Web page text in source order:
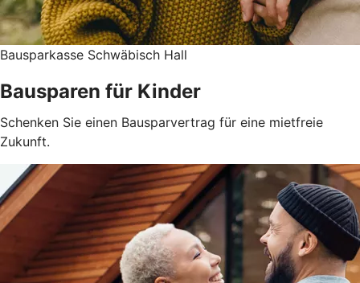
Bausparkasse Schwäbisch Hall
Bausparen für Kinder
Schenken Sie einen Bausparvertrag für eine mietfreie
Zukunft.